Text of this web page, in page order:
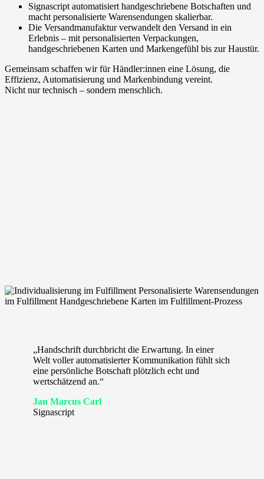
Signascript automatisiert handgeschriebene Botschaften und
macht personalisierte Warensendungen skalierbar.
Die Versandmanufaktur verwandelt den Versand in ein
Erlebnis – mit personalisierten Verpackungen,
handgeschriebenen Karten und Markengefühl bis zur Haustür.
Gemeinsam schaffen wir für Händler:innen eine Lösung, die
Effizienz, Automatisierung und Markenbindung vereint.
Nicht nur technisch – sondern menschlich.
„Handschrift durchbricht die Erwartung. In einer
Welt voller automatisierter Kommunikation fühlt sich
eine persönliche Botschaft plötzlich echt und
wertschätzend an.“
Jan Marcus Carl
Signascript